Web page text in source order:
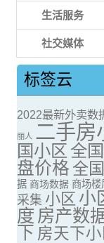
生活服务
社交媒体
标签云
2022最新外卖数
丽人 二手房
国小区 全
盘价格 全
据 商场数据 商场楼
采集 小区 小
度 房产数
下 房天下